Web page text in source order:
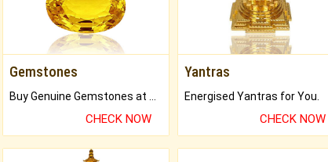
Gemstones
CHECK NOW
Yantras
Energised Yantras for You.
CHECK NOW